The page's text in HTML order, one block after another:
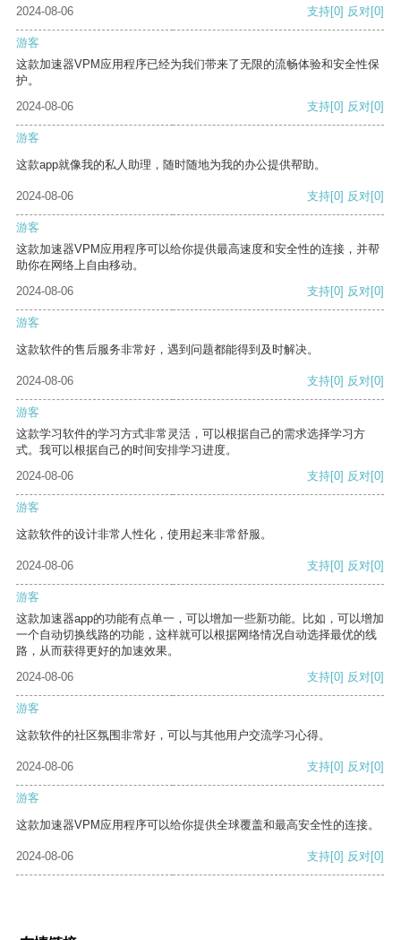
2024-08-06
支持[0] 反对[0]
游客
这款加速器VPM应用程序已经为我们带来了无限的流畅体验和安全性保
护。
2024-08-06
支持[0] 反对[0]
游客
这款app就像我的私人助理，随时随地为我的办公提供帮助。
2024-08-06 支持[0] 反对[0]
游客
这款加速器VPM应用程序可以给你提供最高速度和安全性的连接，并帮
助你在网络上自由移动。
2024-08-06
支持[0] 反对[0]
游客
这款软件的售后服务非常好，遇到问题都能得到及时解决。
2024-08-06 支持[0] 反对[0]
游客
这款学习软件的学习方式非常灵活，可以根据自己的需求选择学习方
式。我可以根据自己的时间安排学习进度。
2024-08-06
支持[0] 反对[0]
游客
这款软件的设计非常人性化，使用起来非常舒服。
2024-08-06 支持[0] 反对[0]
游客
这款加速器app的功能有点单一，可以增加一些新功能。比如，可以增加
一个自动切换线路的功能，这样就可以根据网络情况自动选择最优的线
路，从而获得更好的加速效果。
2024-08-06
支持[0] 反对[0]
游客
这款软件的社区氛围非常好，可以与其他用户交流学习心得。
2024-08-06 支持[0] 反对[0]
游客
这款加速器VPM应用程序可以给你提供全球覆盖和最高安全性的连接。
2024-08-06 支持[0] 反对[0]